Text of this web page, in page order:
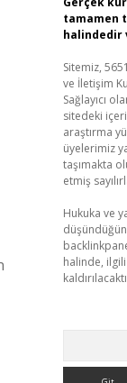
tamamen
halindedir
Sitemiz,
ve İletişim
Sağlayıcı
sitedeki
araştırma
üyelerimiz
taşımakta
etmiş
Hukuka ve
halinde,